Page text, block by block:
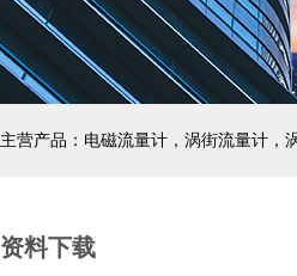
主营产品：电磁流量计，涡街流量计，
资料下载